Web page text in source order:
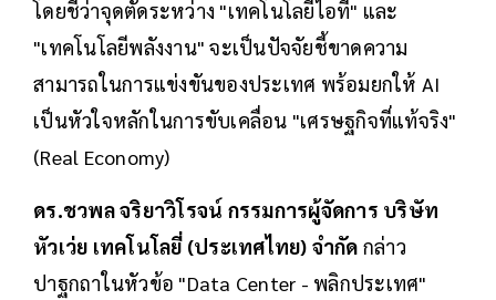
โดยชี้ว่าจุดตัดระหว่าง "เทคโนโลยีไอที" และ
"เทคโนโลยีพลังงาน" จะเป็นปัจจัยชี้ขาดความ
สามารถในการแข่งขันของประเทศ พร้อมยกให้ AI
เป็นหัวใจหลักในการขับเคลื่อน "เศรษฐกิจที่แท้จริง"
(Real Economy)
ดร.ชวพล จริยาวิโรจน์ กรรมการผู้จัดการ บริษัท
หัวเว่ย เทคโนโลยี่ (ประเทศไทย) จำกัด กล่าว
ปาฐกถาในหัวข้อ "Data Center - พลิกประเทศ"